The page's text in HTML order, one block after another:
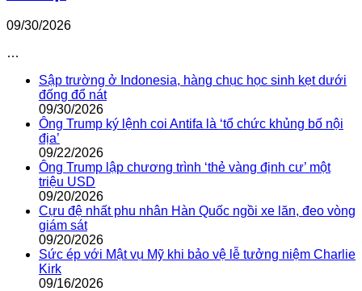
09/30/2026
…
Sập trường ở Indonesia, hàng chục học sinh kẹt dưới
đống đổ nát
09/30/2026
Ông Trump ký lệnh coi Antifa là ‘tổ chức khủng bố nội
địa’
09/22/2026
Ông Trump lập chương trình ‘thẻ vàng định cư’ một
triệu USD
09/20/2026
Cựu đệ nhất phu nhân Hàn Quốc ngồi xe lăn, đeo vòng
giám sát
09/20/2026
Sức ép với Mật vụ Mỹ khi bảo vệ lễ tưởng niệm Charlie
Kirk
09/16/2026